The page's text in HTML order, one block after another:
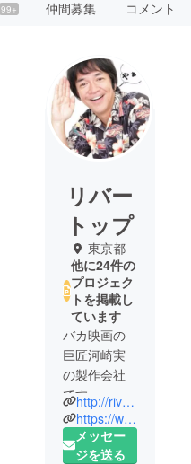
99+ 仲間募集 コメント
リバー
トップ
東京都
他に24件の
プロジェク
トを掲載し
ています
バカ映画の
巨匠河崎実
の製作会社
です。
http://rivertop.co.jp/
https://www.youtube.com/@rivertopinfo
メッセー
ジを送る